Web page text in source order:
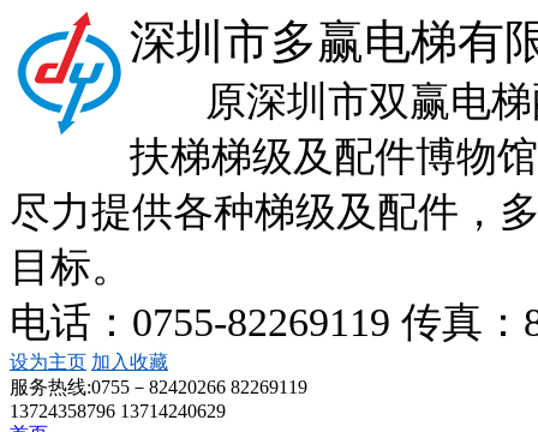
深圳市多赢电梯有
原深圳市双赢电梯
扶梯梯级及配件博物
尽力提供各种梯级及配件，
目标。
电话：0755-82269119 传真
设为主页 加入收藏
服务热线:0755－82420266 82269119
13724358796 13714240629